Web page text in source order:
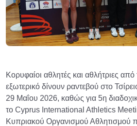
Κορυφαίοι αθλητές και αθλήτριες
εξωτερικό δίνουν ραντεβού στο
29 Μαΐου 2026, καθώς για 5η
το Cyprus International Athletics
Κυπριακού Οργανισμού Αθλητισμού